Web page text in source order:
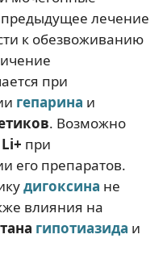
лечение
к обезвоживанию
при
гепарина и
. Возможно
Li+ при
его препаратов.
дигоксина не
влияния на
гипотиазида и